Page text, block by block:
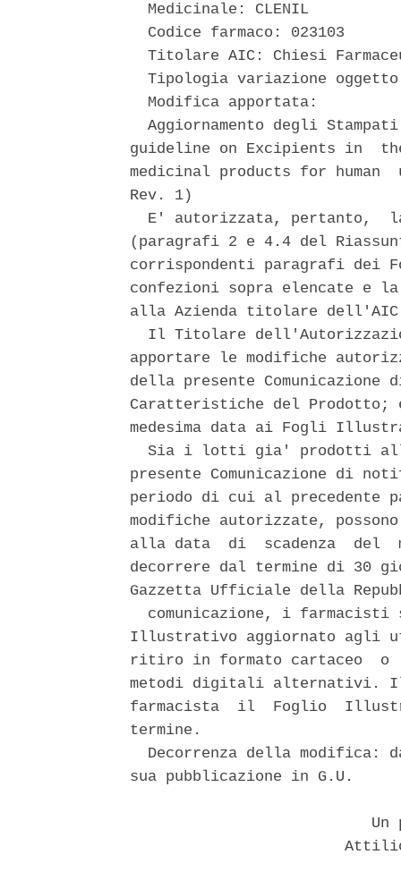
  Medicinale: CLENIL
  Codice farmaco: 023103
Titolare AIC: Chiesi
Tipologia variazione
  Modifica apportata:
Aggiornamento degli
guideline on Excipients in
medicinal products for human
Rev. 1)
E' autorizzata, pertanto,
(paragrafi 2 e 4.4 del
corrispondenti paragrafi
confezioni sopra elencate
alla Azienda titolare
Il Titolare
apportare le modifiche
della presente
Caratteristiche del
medesima data ai Fogli
Sia i lotti gia' prodotti
presente Comunicazione di
periodo di cui al precedente
modifiche autorizzate,
alla data  di  scadenza  del
decorrere dal termine di 30
Gazzetta Ufficiale della
comunicazione, i farmacisti
Illustrativo aggiornato agli
ritiro in formato cartaceo
metodi digitali alternativi.
farmacista  il  Foglio
termine.
Decorrenza della modifica:
sua pubblicazione in G.U.
Un